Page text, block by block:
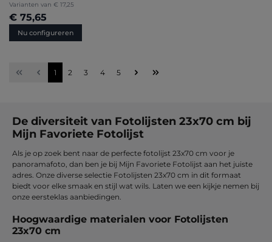
Varianten van € 17,25
€ 75,65
Nu configureren
Pagina
1 Pagina
2 Pagina
3 Pagina
4 Pagina
5
De diversiteit van Fotolijsten 23x70 cm bij
Mijn Favoriete Fotolijst
Als je op zoek bent naar de perfecte fotolijst 23x70 cm voor je
panoramafoto, dan ben je bij Mijn Favoriete Fotolijst aan het juiste
adres. Onze diverse selectie Fotolijsten 23x70 cm in dit formaat
biedt voor elke smaak en stijl wat wils. Laten we een kijkje nemen bij
onze eersteklas aanbiedingen.
Hoogwaardige materialen voor Fotolijsten
23x70 cm